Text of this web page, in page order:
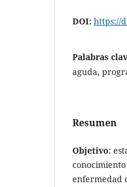
DOI: https://
Palabras
aguda,
Resumen
Objetivo:
enfermedad